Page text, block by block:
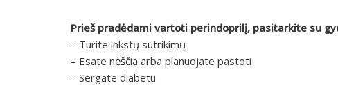
Prieš pradėdami vartoti perindoprilį, pasitarkite su
– Turite inkstų sutrikimų
– Esate nėščia arba planuojate pastoti
– Sergate diabetu